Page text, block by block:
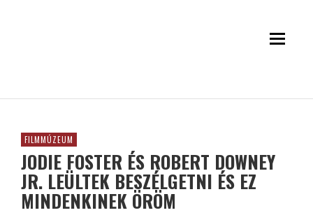
FILMMÚZEUM
JODIE FOSTER ÉS ROBERT DOWNEY
JR. LEÜLTEK BESZÉLGETNI ÉS EZ
MINDENKINEK ÖRÖM